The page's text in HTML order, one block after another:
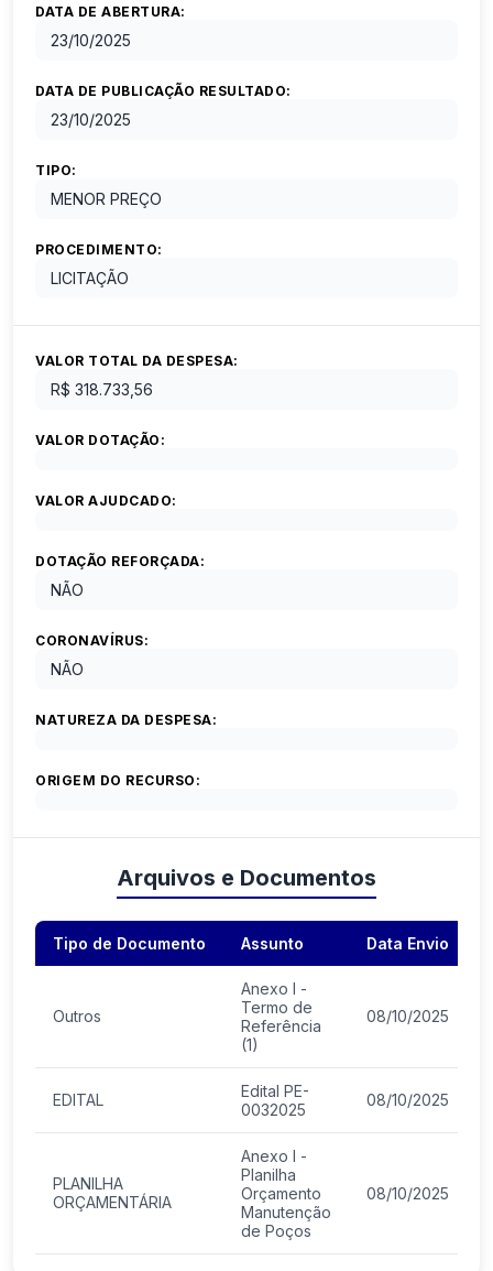
DATA DE ABERTURA:
23/10/2025
DATA DE PUBLICAÇÃO RESULTADO:
23/10/2025
TIPO:
MENOR PREÇO
PROCEDIMENTO:
LICITAÇÃO
VALOR TOTAL DA DESPESA:
R$ 318.733,56
VALOR DOTAÇÃO:
VALOR AJUDCADO:
DOTAÇÃO REFORÇADA:
NÃO
CORONAVÍRUS:
NÃO
NATUREZA DA DESPESA:
ORIGEM DO RECURSO:
Arquivos e Documentos
Tipo de Documento Assunto Data Envio
Outros
Anexo I -
Termo de
Referência
(1)
08/10/2025
EDITAL
Edital PE-
0032025
08/10/2025
PLANILHA
ORÇAMENTÁRIA
Anexo I -
Planilha
Orçamento
Manutenção
de Poços
08/10/2025